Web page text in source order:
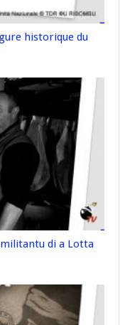
historique du
di a Lotta